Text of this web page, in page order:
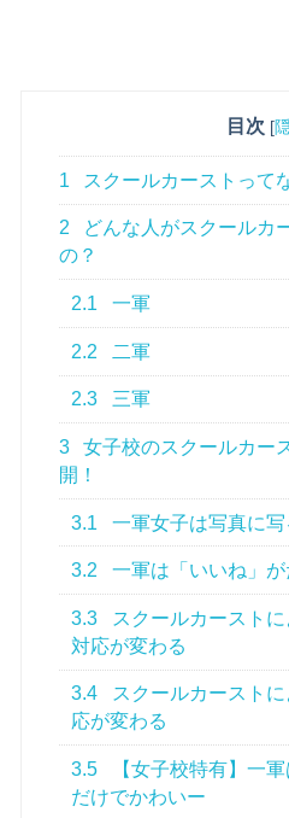
目次 [
1 スクールカーストって
2
どんな人がスクールカ
の？
2.1 一軍
2.2 二軍
2.3 三軍
3
女子校のスクールカー
開！
3.1 一軍女子は写真に
3.2 一軍は「いいね」が
3.3
スクールカースト
対応が変わる
3.4
スクールカースト
応が変わる
3.5
【女子校特有】一
だけでかわいー